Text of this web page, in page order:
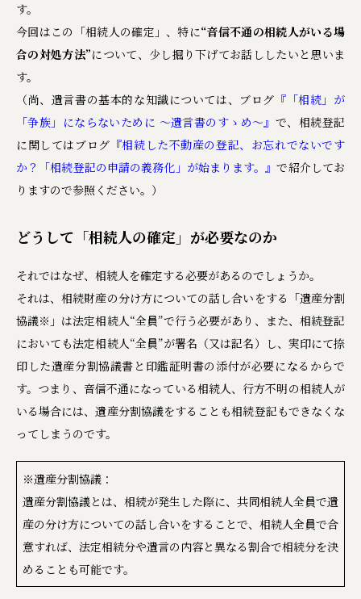
す。
今回はこの「相続人の確定」、特に“音信不通の相続人がいる場
合の対処方法”について、少し掘り下げてお話ししたいと思いま
す。
（尚、遺言書の基本的な知識については、ブログ 『「相続」が
「争族」にならないために ～遺言書のすゝめ～』 で、相続登記
に関してはブログ 『相続した不動産の登記、お忘れでないです
か？「相続登記の申請の義務化」が始まります。』で紹介してお
りますので参照ください。）
どうして「相続人の確定」が必要なのか
それではなぜ、相続人を確定する必要があるのでしょうか。
それは、相続財産の分け方についての話し合いをする「遺産分割
協議※ 」は法定相続人“全員”で行う必要があり、また、相続登記
においても法定相続人“全員”が署名（又は記名）し、実印にて捺
印した遺産分割協議書と印鑑証明書の添付が必要になるからで
す。つまり、音信不通になっている相続人、行方不明の相続人が
いる場合には、遺産分割協議をすることも相続登記もできなくな
ってしまうのです。
※遺産分割協議：
遺産分割協議とは、相続が発生した際に、共同相続人全員で遺
産の分け方についての話し合いをすることで、相続人全員で合
意すれば、法定相続分や遺言の内容と異なる割合で相続分を決
めることも可能です。